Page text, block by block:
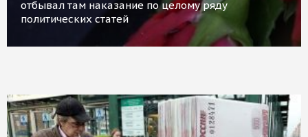
отбывал там наказание по целому ряду
политических статей